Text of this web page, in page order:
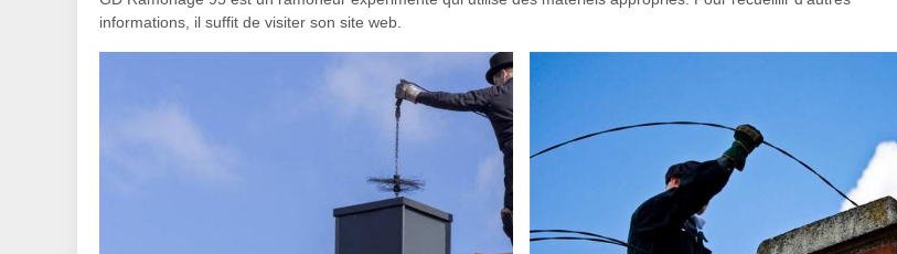
informations, il suffit de visiter son site web.